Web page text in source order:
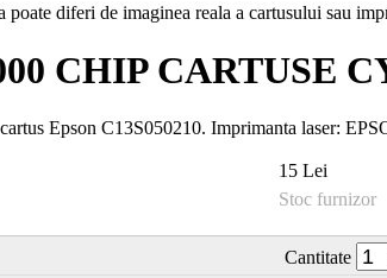
poate diferi de imaginea reala a cartusului sau
CHIP CARTUSE
Epson C13S050210. Imprimanta laser:
15 Lei
Stoc furnizor
Cantitate